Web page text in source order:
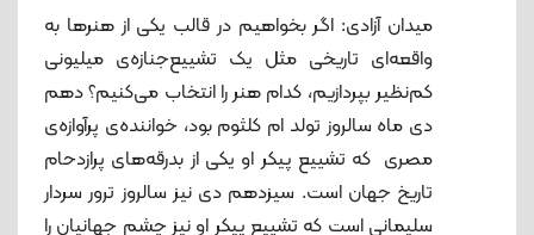
۸- تشییع سردار قاسم سلیمانی
میدان آزادی: اگر بخواهیم در قالب یکی از هنرها به
واقعه‌ا‌ی تاریخی مثل یک تشییع‌جنازه‌ی‌ میلیونی
کم‌نظیر بپردازیم، کدام هنر را انتخاب می‌کنیم؟ دهم
دی ماه سالروز تولد ام کلثوم بود، خواننده‌ی پرآوازه‌ی
مصری که تشییع پیکر او یکی از بدرقه‌های پرازدحام
تاریخ جهان است. سیزدهم دی نیز سالروز ترور سردار
سلیمانی است که تشییع پیکر او نیز چشم جهانیان را